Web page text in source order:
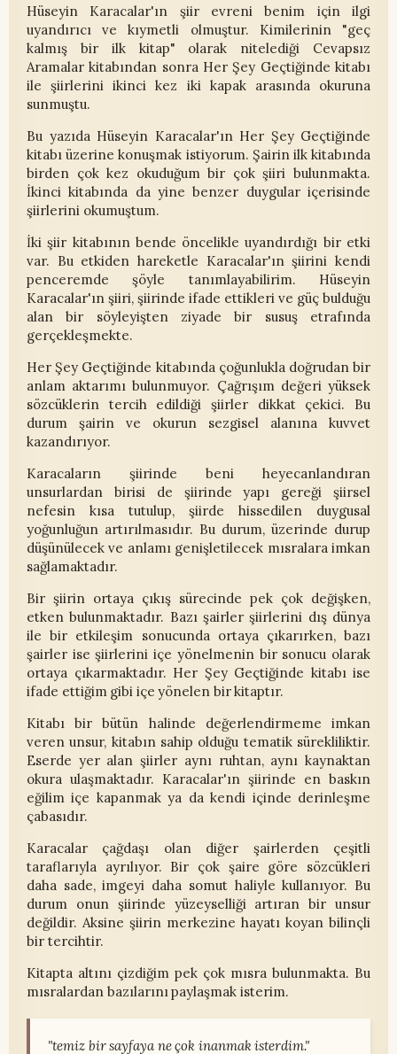
Hüseyin Karacalar'ın şiir evreni benim için ilgi
uyandırıcı ve kıymetli olmuştur. Kimilerinin "geç
kalmış bir ilk kitap" olarak nitelediği Cevapsız
Aramalar kitabından sonra Her Şey Geçtiğinde kitabı
ile şiirlerini ikinci kez iki kapak arasında okuruna
sunmuştu.
Bu yazıda Hüseyin Karacalar'ın Her Şey Geçtiğinde
kitabı üzerine konuşmak istiyorum. Şairin ilk kitabında
birden çok kez okuduğum bir çok şiiri bulunmakta.
İkinci kitabında da yine benzer duygular içerisinde
şiirlerini okumuştum.
İki şiir kitabının bende öncelikle uyandırdığı bir etki
var. Bu etkiden hareketle Karacalar'ın şiirini kendi
penceremde şöyle tanımlayabilirim. Hüseyin
Karacalar'ın şiiri, şiirinde ifade ettikleri ve güç bulduğu
alan bir söyleyişten ziyade bir susuş etrafında
gerçekleşmekte.
Her Şey Geçtiğinde kitabında çoğunlukla doğrudan bir
anlam aktarımı bulunmuyor. Çağrışım değeri yüksek
sözcüklerin tercih edildiği şiirler dikkat çekici. Bu
durum şairin ve okurun sezgisel alanına kuvvet
kazandırıyor.
Karacaların şiirinde beni heyecanlandıran
unsurlardan birisi de şiirinde yapı gereği şiirsel
nefesin kısa tutulup, şiirde hissedilen duygusal
yoğunluğun artırılmasıdır. Bu durum, üzerinde durup
düşünülecek ve anlamı genişletilecek mısralara imkan
sağlamaktadır.
Bir şiirin ortaya çıkış sürecinde pek çok değişken,
etken bulunmaktadır. Bazı şairler şiirlerini dış dünya
ile bir etkileşim sonucunda ortaya çıkarırken, bazı
şairler ise şiirlerini içe yönelmenin bir sonucu olarak
ortaya çıkarmaktadır. Her Şey Geçtiğinde kitabı ise
ifade ettiğim gibi içe yönelen bir kitaptır.
Kitabı bir bütün halinde değerlendirmeme imkan
veren unsur, kitabın sahip olduğu tematik sürekliliktir.
Eserde yer alan şiirler aynı ruhtan, aynı kaynaktan
okura ulaşmaktadır. Karacalar'ın şiirinde en baskın
eğilim içe kapanmak ya da kendi içinde derinleşme
çabasıdır.
Karacalar çağdaşı olan diğer şairlerden çeşitli
taraflarıyla ayrılıyor. Bir çok şaire göre sözcükleri
daha sade, imgeyi daha somut haliyle kullanıyor. Bu
durum onun şiirinde yüzeyselliği artıran bir unsur
değildir. Aksine şiirin merkezine hayatı koyan bilinçli
bir tercihtir.
Kitapta altını çizdiğim pek çok mısra bulunmakta. Bu
mısralardan bazılarını paylaşmak isterim.
"temiz bir sayfaya ne çok inanmak isterdim."